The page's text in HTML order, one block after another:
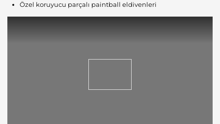
Özel koruyucu parçalı paintball eldivenleri